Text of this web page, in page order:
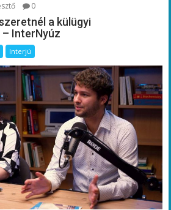
0
a külügyi
InterNyúz
Interjú